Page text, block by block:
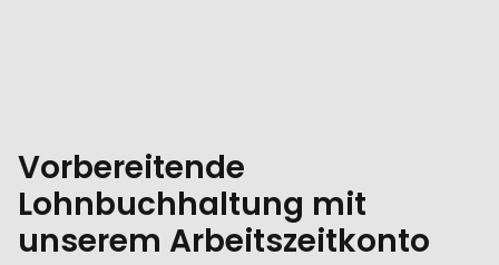
Vorbereitende
Lohnbuchhaltung mit
unserem Arbeitszeitkonto